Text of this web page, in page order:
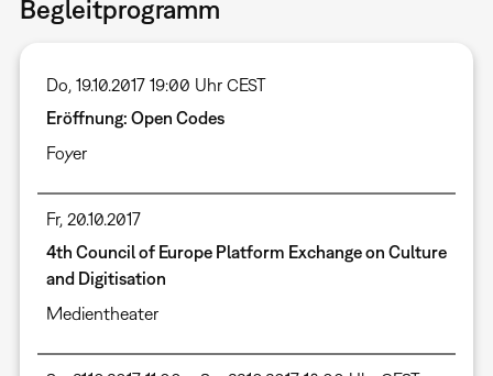
Begleitprogramm
Do, 19.10.2017 19:00 Uhr CEST
Eröffnung: Open Codes
Foyer
Fr, 20.10.2017
4th Council of Europe Platform Exchange on Culture
and Digitisation
Medientheater